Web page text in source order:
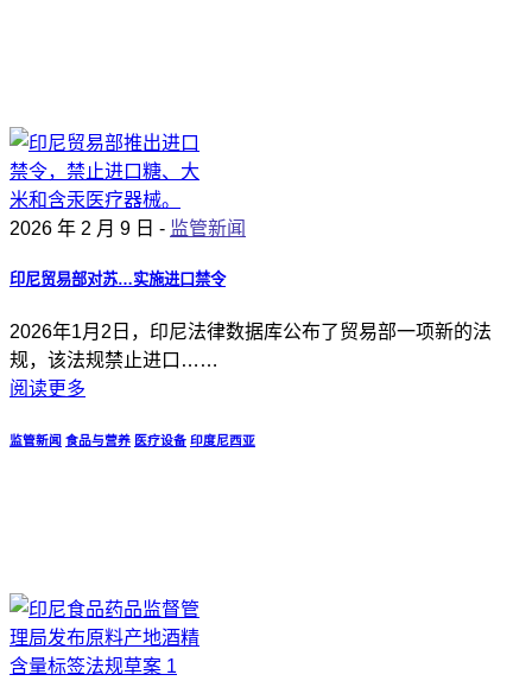
2026 年 2 月 9 日 - 监管新闻
印尼贸易部对苏…实施进口禁令
2026年1月2日，印尼法律数据库公布了贸易部一项新的法
规，该法规禁止进口……
阅读更多
监管新闻 食品与营养 医疗设备 印度尼西亚